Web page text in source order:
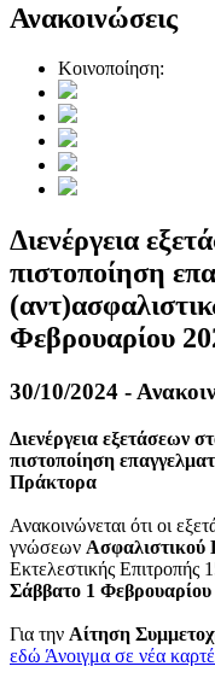
Ανακοινώσεις
Κοινοποίηση:
Διενέργεια
πιστοποίηση
Φεβρουαρίου
30/10/2024 -
Διενέργεια εξετάσεων
πιστοποίηση
Πράκτορα
Ανακοινώνεται ότι οι
γνώσεων
Εκτελεστικής Επιτροπής
Σάββατο 1 Φεβρουαρίου
Για την Αίτηση
εδώ Άνοιγμα σε νέα